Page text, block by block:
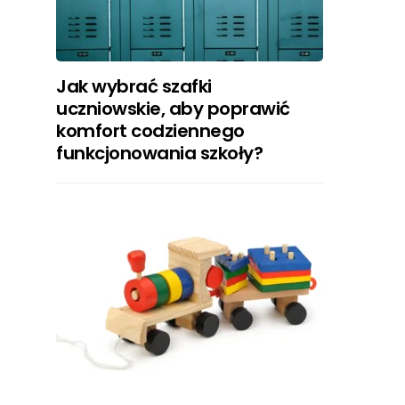
Jak wybrać szafki
uczniowskie, aby poprawić
komfort codziennego
funkcjonowania szkoły?